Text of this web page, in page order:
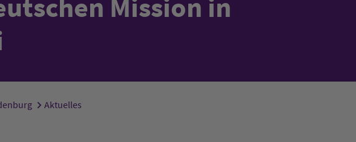
Mission in
Aktuelles